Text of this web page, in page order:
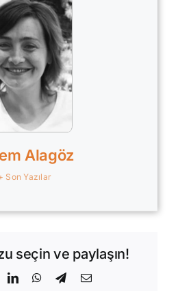
Alagöz
Son Yazılar
seçin ve paylaşın!
LinkedInWhatsApp
Telegram
E-